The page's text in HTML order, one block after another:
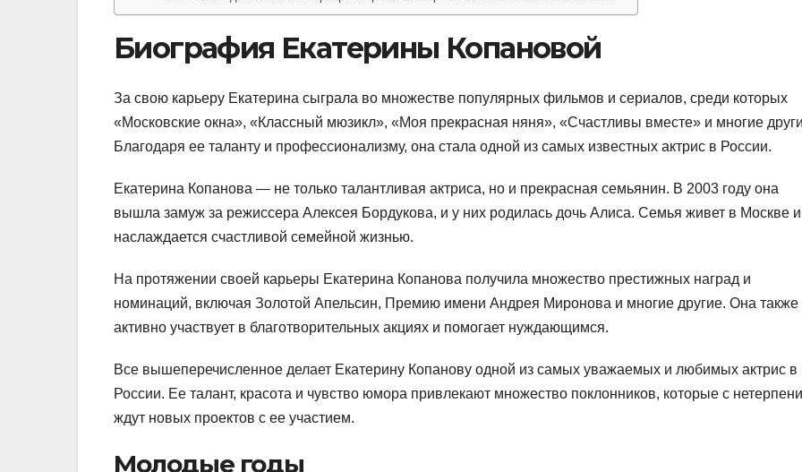
Биография Екатерины Копановой
За свою карьеру Екатерина сыграла во множестве популярных фильмов и сериалов, среди которых
«Московские окна», «Классный мюзикл», «Моя прекрасная няня», «Счастливы вместе» и многие
Благодаря ее таланту и профессионализму, она стала одной из самых известных актрис в России.
Екатерина Копанова — не только талантливая актриса, но и прекрасная семьянин. В 2003 году она
вышла замуж за режиссера Алексея Бордукова, и у них родилась дочь Алиса. Семья живет в Москве и
наслаждается счастливой семейной жизнью.
На протяжении своей карьеры Екатерина Копанова получила множество престижных наград и
номинаций, включая Золотой Апельсин, Премию имени Андрея Миронова и многие другие. Она также
активно участвует в благотворительных акциях и помогает нуждающимся.
Все вышеперечисленное делает Екатерину Копанову одной из самых уважаемых и любимых актрис в
России. Ее талант, красота и чувство юмора привлекают множество поклонников, которые с
ждут новых проектов с ее участием.
Молодые годы